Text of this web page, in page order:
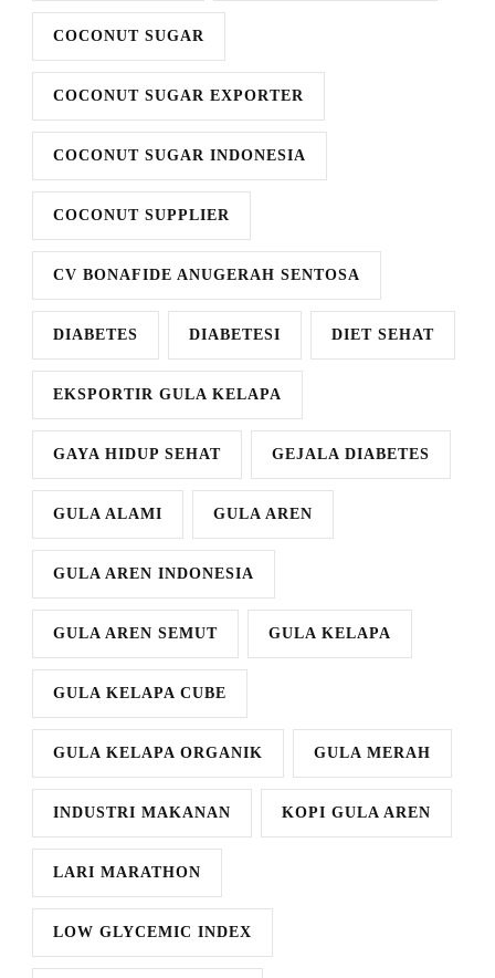
COCONUT SUGAR
COCONUT SUGAR EXPORTER
COCONUT SUGAR INDONESIA
COCONUT SUPPLIER
CV BONAFIDE ANUGERAH SENTOSA
DIABETES DIABETESI DIET SEHAT
EKSPORTIR GULA KELAPA
GAYA HIDUP SEHAT GEJALA DIABETES
GULA ALAMI GULA AREN
GULA AREN INDONESIA
GULA AREN SEMUT GULA KELAPA
GULA KELAPA CUBE
GULA KELAPA ORGANIK GULA MERAH
INDUSTRI MAKANAN KOPI GULA AREN
LARI MARATHON
LOW GLYCEMIC INDEX